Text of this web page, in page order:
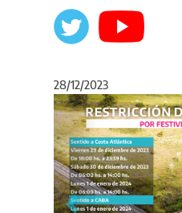
28/12/2023
Anterior